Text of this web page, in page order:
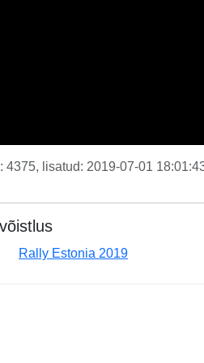
4375, lisatud: 2019-07-01
Rally Estonia 2019